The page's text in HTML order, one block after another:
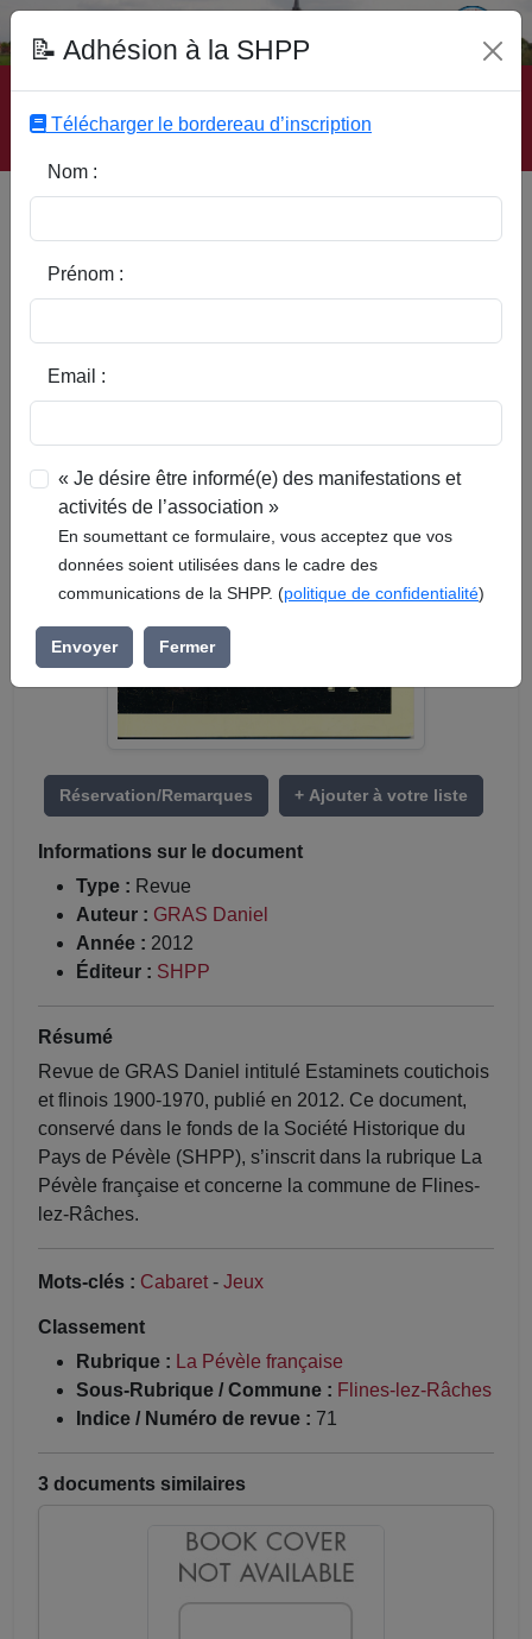
Accueil | Site SHPP | Auteurs | Editeurs | Rubriques |
Sous-Rubriques | Mots-Clefs | Contact
flinois 1900-1970
Réservation/Remarques + Ajouter à votre liste
Informations sur le document
Type : Revue
Auteur : GRAS Daniel
Année : 2012
Éditeur : SHPP
Résumé
Revue de GRAS Daniel intitulé Estaminets coutichois
et flinois 1900-1970, publié en 2012. Ce document,
conservé dans le fonds de la Société Historique du
Pays de Pévèle (SHPP), s’inscrit dans la rubrique La
Pévèle française et concerne la commune de Flines-
lez-Râches.
Mots-clés : Cabaret - Jeux
Classement
Rubrique : La Pévèle française
Sous-Rubrique / Commune : Flines-lez-Râches
Indice / Numéro de revue : 71
3 documents similaires
📝 Adhésion à la SHPP
Télécharger le bordereau d’inscription
Nom :
Prénom :
Email :
« Je désire être informé(e) des manifestations et
activités de l’association »
En soumettant ce formulaire, vous acceptez que vos
données soient utilisées dans le cadre des
communications de la SHPP. (politique de confidentialité)
Envoyer Fermer